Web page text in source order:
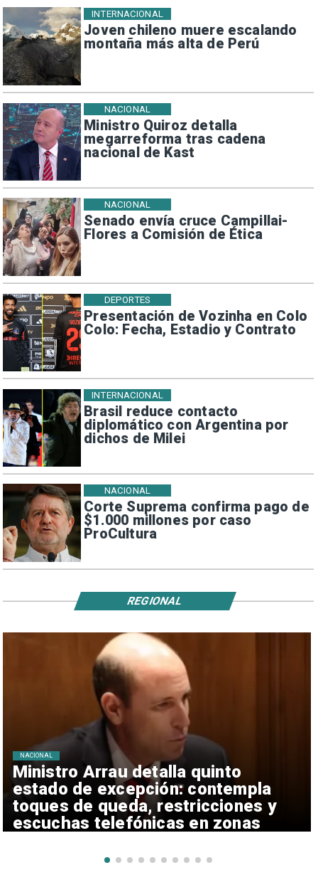
Joven chileno muere escalando
montaña más alta de Perú
INTERNACIONAL
Ministro Quiroz detalla
megarreforma tras cadena
nacional de Kast
NACIONAL
Senado envía cruce Campillai-
Flores a Comisión de Ética
NACIONAL
Presentación de Vozinha en Colo
Colo: Fecha, Estadio y Contrato
DEPORTES
Brasil reduce contacto
diplomático con Argentina por
dichos de Milei
INTERNACIONAL
Corte Suprema confirma pago de
$1.000 millones por caso
ProCultura
NACIONAL
Ministro Arrau detalla quinto
estado de excepción: contempla
toques de queda, restricciones y
escuchas telefónicas en zonas
NACIONAL
REGIONAL